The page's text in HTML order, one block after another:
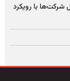
شرکت‌ها با رویکرد